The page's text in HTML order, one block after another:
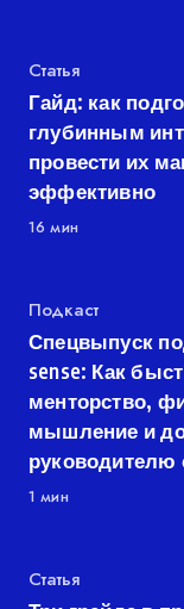
Категория
Статья
Гайд: как
глубинным
провести их
эффективно
16 мин
Категория
Подкаст
Спецвыпуск
sense: Как
менторство,
мышление и
руководителю
1 мин
Категория
Статья